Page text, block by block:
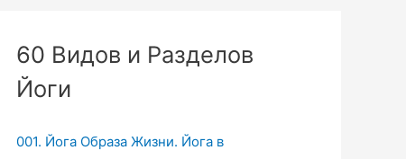
60 Видов и Разделов
Йоги
001. Йога Образа Жизни. Йога в